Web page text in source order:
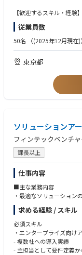
※ご経験やスキルに合わ
していただくことを期待
【事業内容】
【歓迎するスキル・経験】
1. リテール証券における
2. 内部監査、システム監査
【歓迎する資格】
1. 証券外務員一種、二種
2. CIA、CISA等内部監査関
【求める人材像】
1. 細かい作業に抵抗がない
【ポイント】
内部監査組織ですが、IFA
だけます。
従業員数
50名 （(2025年12月現在)）
東京都
ソリューションア
フィンテックベンチ
課長以上
仕事内容
■主な業務内容
・最適なソリューション
求める経験 / スキル
必須スキル
・エンタープライズ向け
- 複数社への導入実績
- 主担当として要件定義